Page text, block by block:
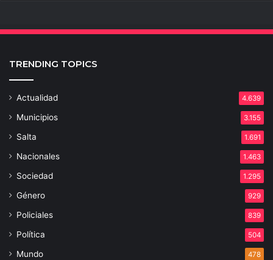
TRENDING TOPICS
Actualidad 4.639
Municipios 3.155
Salta 1.691
Nacionales 1.463
Sociedad 1.295
Género 929
Policiales 839
Política 504
Mundo 478